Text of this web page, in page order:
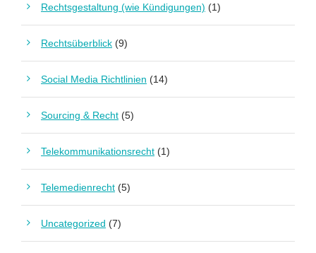
Rechtsgestaltung (wie Kündigungen) (1)
Rechtsüberblick (9)
Social Media Richtlinien (14)
Sourcing & Recht (5)
Telekommunikationsrecht (1)
Telemedienrecht (5)
Uncategorized (7)